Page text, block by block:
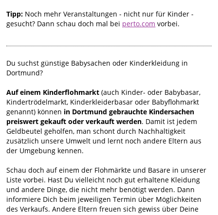
Tipp: Noch mehr Veranstaltungen - nicht nur für Kinder -
gesucht? Dann schau doch mal bei perto.com vorbei.
Du suchst günstige Babysachen oder Kinderkleidung in
Dortmund?
Auf einem Kinderflohmarkt (auch Kinder- oder Babybasar,
Kindertrödelmarkt, Kinderkleiderbasar oder Babyflohmarkt
genannt) können in Dortmund gebrauchte Kindersachen
preiswert gekauft oder verkauft werden. Damit ist jedem
Geldbeutel geholfen, man schont durch Nachhaltigkeit
zusätzlich unsere Umwelt und lernt noch andere Eltern aus
der Umgebung kennen.
Schau doch auf einem der Flohmärkte und Basare in unserer
Liste vorbei. Hast Du vielleicht noch gut erhaltene Kleidung
und andere Dinge, die nicht mehr benötigt werden. Dann
informiere Dich beim jeweiligen Termin über Möglichkeiten
des Verkaufs. Andere Eltern freuen sich gewiss über Deine